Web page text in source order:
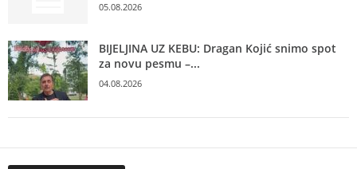
05.08.2026
BIJELJINA UZ KEBU: Dragan Kojić snimo spot
za novu pesmu –...
04.08.2026